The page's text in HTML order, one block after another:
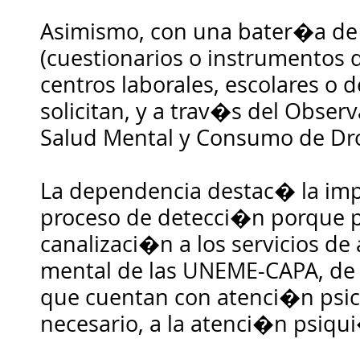
Asimismo, con una bater�a
(cuestionarios o instrumentos
centros laborales, escolares o
solicitan, y a trav�s del
Salud Mental y Consumo de
La dependencia destac� la
proceso de detecci�n porque
canalizaci�n a los servicios
mental de las UNEME-CAPA,
que cuentan con atenci�n
necesario, a la atenci�n